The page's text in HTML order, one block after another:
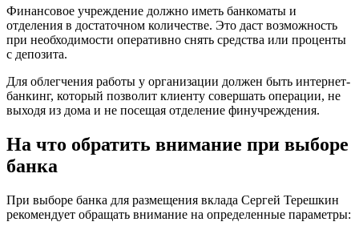
Финансовое учреждение должно иметь банкоматы и
отделения в достаточном количестве. Это даст возможность
при необходимости оперативно снять средства или проценты
с депозита.
Для облегчения работы у организации должен быть интернет-
банкинг, который позволит клиенту совершать операции, не
выходя из дома и не посещая отделение финучреждения.
На что обратить внимание при выборе
банка
При выборе банка для размещения вклада Сергей Терешкин
рекомендует обращать внимание на определенные параметры: